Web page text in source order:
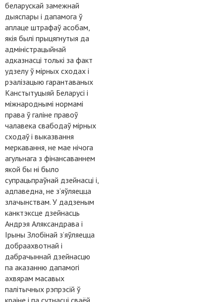
беларускай замежнай
дыяспары і дапамога ў
аплаце штрафаў асобам,
якія былі прыцягнутыя да
адміністрацыйнай
адказнасці толькі за факт
удзелу ў мірных сходах і
рэалізацыю гарантаваных
Канстытуцыяй Беларусі і
міжнароднымі нормамі
права ў галіне правоў
чалавека свабодаў мірных
сходаў і выказвання
меркавання, не мае нічога
агульнага з фінансаваннем
якой бы ні было
супрацьпраўнай дзейнасці і,
адпаведна, не з’яўляецца
злачынствам. У дадзеным
канктэксце дзейнасць
Андрэя Аляксандрава і
Ірыны Злобінай з’яўляецца
добраахвотнай і
дабрачыннай дзейнасцю
па аказанню дапамогі
ахвярам масавых
палітычных рэпрэсій ў
краіне і па сутнасці сваёй